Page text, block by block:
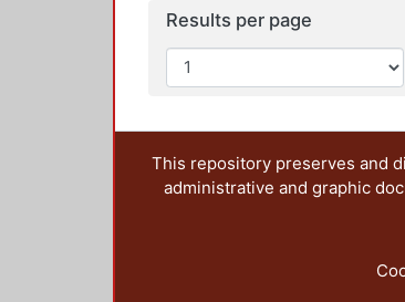
Results per page
This repository preserves and
administrative and graphic